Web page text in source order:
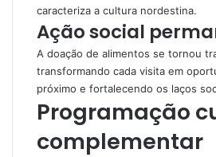
caracteriza a cultura nordestina.
Ação social
A doação de alimentos se tornou
transformando cada visita em
próximo e fortalecendo os laços
Programação
complementar